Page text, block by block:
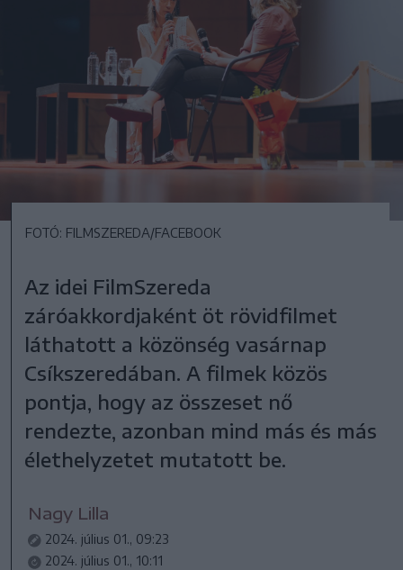
FOTÓ: FILMSZEREDA/FACEBOOK
Az idei FilmSzereda
záróakkordjaként öt rövidfilmet
láthatott a közönség vasárnap
Csíkszeredában. A filmek közös
pontja, hogy az összeset nő
rendezte, azonban mind más és más
élethelyzetet mutatott be.
Nagy Lilla
2024. július 01., 09:23
2024. július 01., 10:11